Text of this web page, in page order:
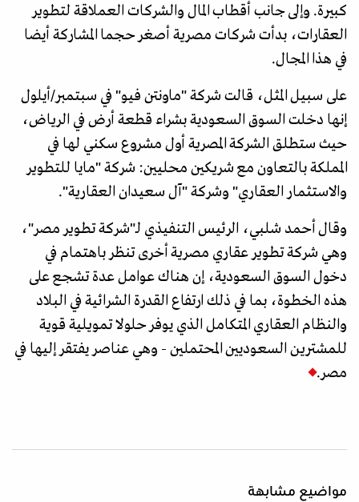
كبيرة. وإلى جانب أقطاب المال والشركات العملاقة لتطوير
العقارات، بدأت شركات مصرية أصغر حجما المشاركة أيضا
في هذا المجال.
على سبيل المثل، قالت شركة "ماونتن فيو" في سبتمبر/أيلول
إنها دخلت السوق السعودية بشراء قطعة أرض في الرياض،
حيث ستطلق الشركة المصرية أول مشروع سكني لها في
المملكة بالتعاون مع شريكين محليين: شركة "مايا للتطوير
والاستثمار العقاري" وشركة "آل سعيدان العقارية".
وقال أحمد شلبي، الرئيس التنفيذي لـ"شركة تطوير مصر"،
وهي شركة تطوير عقاري مصرية أخرى تنظر باهتمام في
دخول السوق السعودية، إن هناك عوامل عدة تشجع على
هذه الخطوة، بما في ذلك ارتفاع القدرة الشرائية في البلاد
والنظام العقاري المتكامل الذي يوفر حلولا تمويلية قوية
للمشترين السعوديين المحتملين - وهي عناصر يفتقر إليها في
مصر.
مواضيع مشابهة